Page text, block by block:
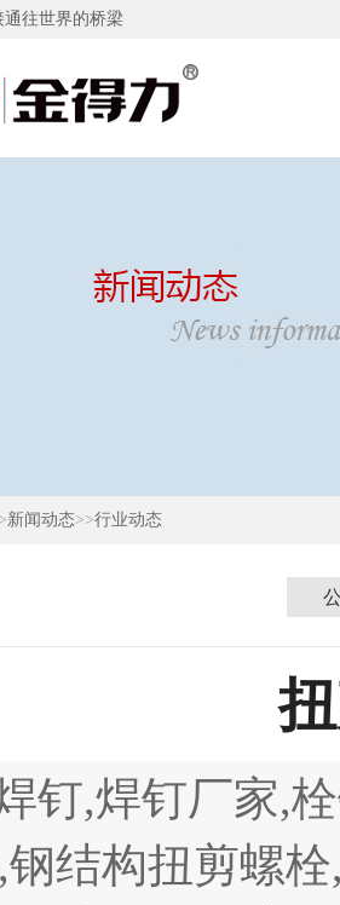
往世界的桥梁
新闻动态>>行业动态
钉,焊钉厂家,
结构扭剪螺